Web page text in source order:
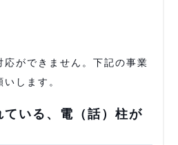
ができません。下記の事業
します。
ている、電（話）柱が